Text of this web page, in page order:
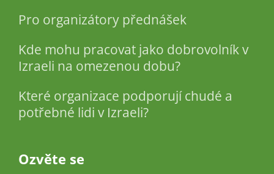
Pro organizátory přednášek
Kde mohu pracovat jako dobrovolník v
Izraeli na omezenou dobu?
Které organizace podporují chudé a
potřebné lidi v Izraeli?
Ozvěte se